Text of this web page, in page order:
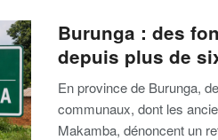
Burunga : des
depuis plus de
En province de Burunga,
communaux, dont les
Makamba, dénoncent un